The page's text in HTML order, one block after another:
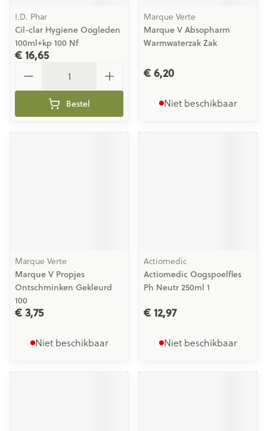
I.D. Phar
Cil-clar Hygiene Oogleden
100ml+kp 100 Nf
€ 16,65
Bestel
Marque Verte
Marque V Absopharm
Warmwaterzak Zak
€ 6,20
Niet beschikbaar
Marque Verte
Marque V Propjes
Ontschminken Gekleurd
100
€ 3,75
Niet beschikbaar
Actiomedic
Actiomedic Oogspoelfles
Ph Neutr 250ml 1
€ 12,97
Niet beschikbaar